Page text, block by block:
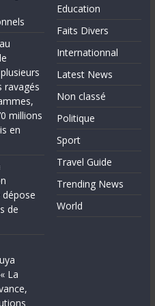
ravagés
millions
en
dépose
de
La
Education
Faits Divers
Internationnal
Latest News
Non classé
Politique
Sport
Travel Guide
Trending News
World